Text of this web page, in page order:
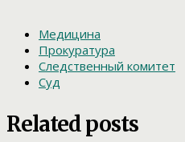
Медицина
Прокуратура
Следственный комитет
Суд
Related posts